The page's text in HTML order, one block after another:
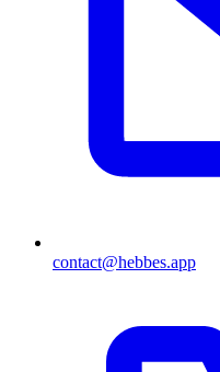
contact@hebbes.app